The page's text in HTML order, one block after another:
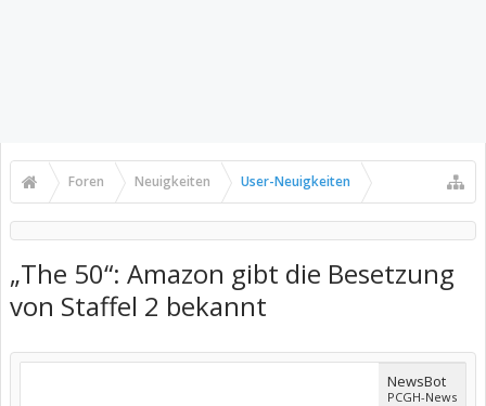
Foren Neuigkeiten User-Neuigkeiten
„The 50“: Amazon gibt die Besetzung
von Staffel 2 bekannt
NewsBot
PCGH-News